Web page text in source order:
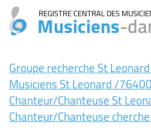
REGISTRE CENTRAL DES
Musiciens-
Groupe recherche St
Musiciens St Leonard /
Chanteur/Chanteuse St
Chanteur/Chanteuse